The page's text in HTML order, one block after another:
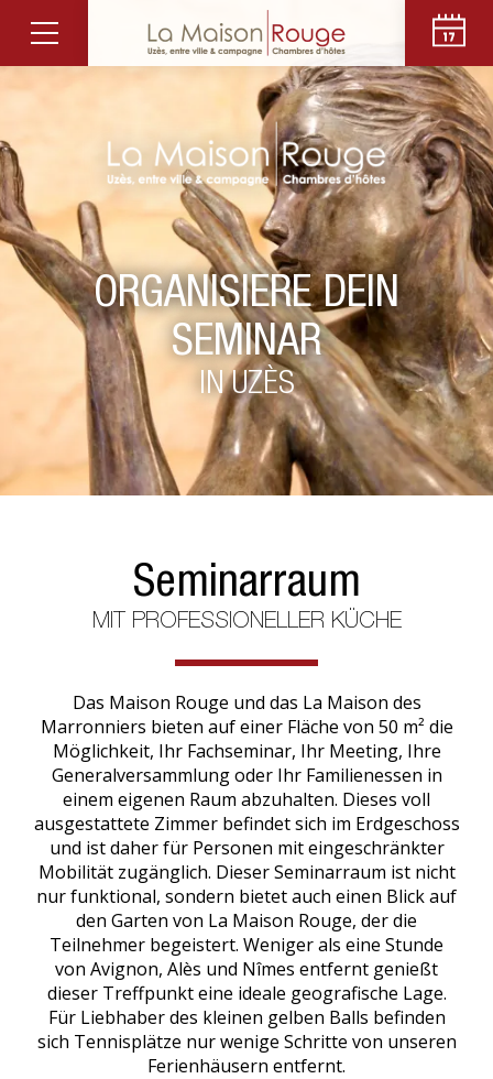
ORGANISIERE DEIN
SEMINAR
IN UZÈS
Seminarraum
MIT PROFESSIONELLER KÜCHE
Das Maison Rouge und das La Maison des
Marronniers bieten auf einer Fläche von 50 m² die
Möglichkeit, Ihr Fachseminar, Ihr Meeting, Ihre
Generalversammlung oder Ihr Familienessen in
einem eigenen Raum abzuhalten. Dieses voll
ausgestattete Zimmer befindet sich im Erdgeschoss
und ist daher für Personen mit eingeschränkter
Mobilität zugänglich. Dieser Seminarraum ist nicht
nur funktional, sondern bietet auch einen Blick auf
den Garten von La Maison Rouge, der die
Teilnehmer begeistert. Weniger als eine Stunde
von Avignon, Alès und Nîmes entfernt genießt
dieser Treffpunkt eine ideale geografische Lage.
Für Liebhaber des kleinen gelben Balls befinden
sich Tennisplätze nur wenige Schritte von unseren
Ferienhäusern entfernt.